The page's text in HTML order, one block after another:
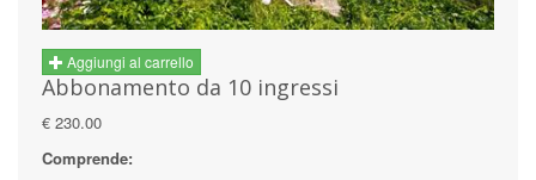
Aggiungi al carrello
Abbonamento da 10 ingressi
€ 230.00
Comprende: